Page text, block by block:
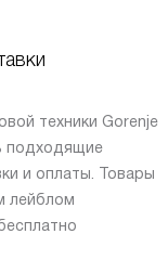
техники Gorenje
подходящие
и оплаты. Товары
лейблом